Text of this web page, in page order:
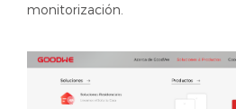
monitorización.